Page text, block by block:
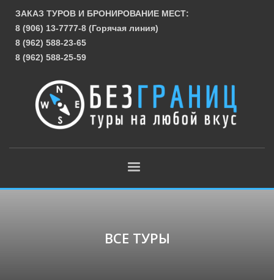
ЗАКАЗ ТУРОВ И БРОНИРОВАНИЕ МЕСТ:
8 (906) 13-7777-8 (Горячая линия)
8 (962) 588-23-65
8 (962) 588-25-59
ВСЕ ТУРЫ